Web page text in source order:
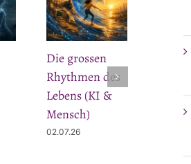
Die grossen
Rhythmen des
Lebens (KI &
Mensch)
02.07.26